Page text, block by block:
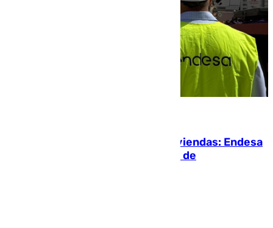
Más potencia para las Tres Mil Viviendas: Endesa
pone en marcha un nuevo centro de